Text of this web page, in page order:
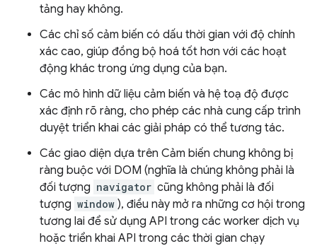
tảng hay không.
Các chỉ số cảm biến có dấu thời gian với độ chính
xác cao, giúp đồng bộ hoá tốt hơn với các hoạt
động khác trong ứng dụng của bạn.
Các mô hình dữ liệu cảm biến và hệ toạ độ được
xác định rõ ràng, cho phép các nhà cung cấp trình
duyệt triển khai các giải pháp có thể tương tác.
Các giao diện dựa trên Cảm biến chung không bị
ràng buộc với DOM (nghĩa là chúng không phải là
đối tượng navigator cũng không phải là đối
tượng window ), điều này mở ra những cơ hội trong
tương lai để sử dụng API trong các worker dịch vụ
hoặc triển khai API trong các thời gian chạy